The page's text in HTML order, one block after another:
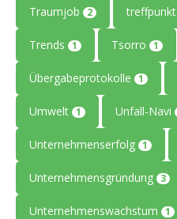
Traumjob 2 treffpunkt
Trends 1 Tsorro 1
Übergabeprotokolle 1
Umwelt 1 Unfall-Navi
Unternehmenserfolg 1
Unternehmensgründung 3
Unternehmenswachstum 1